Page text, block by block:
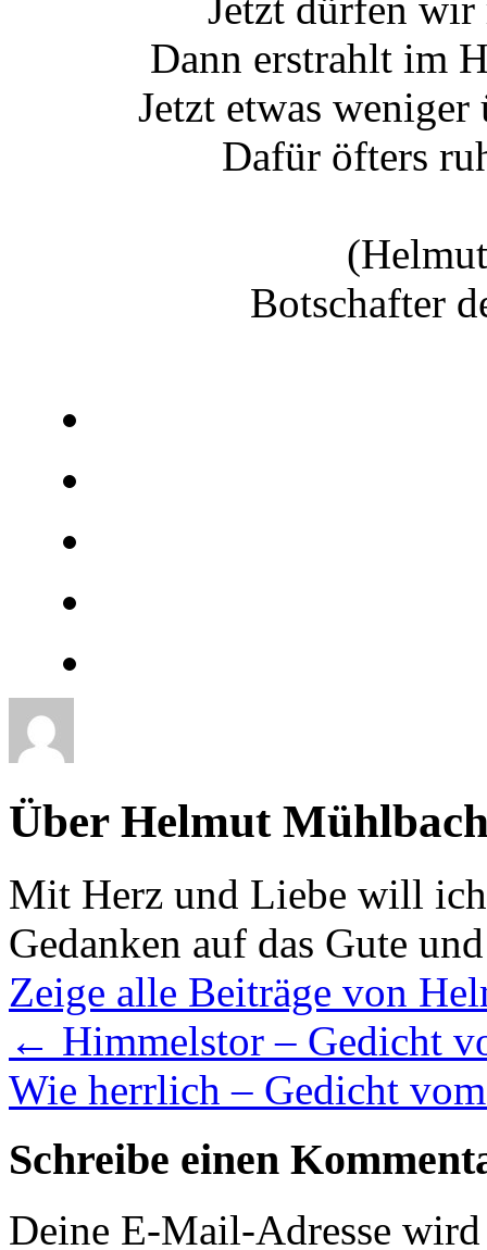
Dann erstrahlt im
Jetzt etwas
Dafür öfters
Botschafter
Über Helmut
Mit Herz und Liebe will
Gedanken auf das Gute
Zeige alle Beiträge von
← Himmelstor – Gedicht
Wie herrlich – Gedicht
Schreibe einen
Deine E-Mail-Adresse